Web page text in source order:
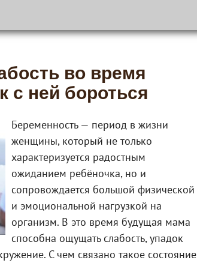
во время
с ней бороться
Беременность — период в жизни
женщины, который не только
характеризуется радостным
ожиданием ребёночка, но и
сопровождается большой физической
и эмоциональной нагрузкой на
организм. В это время будущая мама
способна ощущать слабость, упадок
С чем связано такое состояние